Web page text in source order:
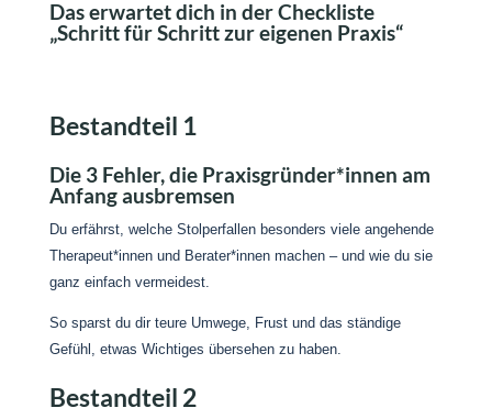
Das erwartet dich in der Checkliste
„Schritt für Schritt zur eigenen Praxis“
Bestandteil 1
Die 3 Fehler, die Praxisgründer*innen am
Anfang ausbremsen
Du erfährst, welche Stolperfallen besonders viele angehende
Therapeut*innen und Berater*innen machen – und wie du sie
ganz einfach vermeidest.
So sparst du dir teure Umwege, Frust und das ständige
Gefühl, etwas Wichtiges übersehen zu haben.
Bestandteil 2